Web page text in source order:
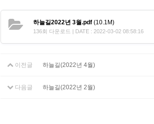
하늘길2022년 3월.pdf (10.1M)
136회 다운로드 | DATE : 2022-03-02 08:58:16
이전글 하늘길(2022년 4월)
다음글 하늘길(2022년 2월)